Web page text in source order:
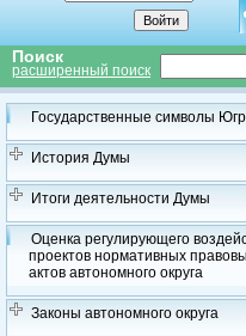
Поиск
расширенный поиск
Государственные символы
История Думы
Итоги деятельности Думы
Оценка регулирующего
проектов нормативных
актов автономного округа
Законы автономного округа